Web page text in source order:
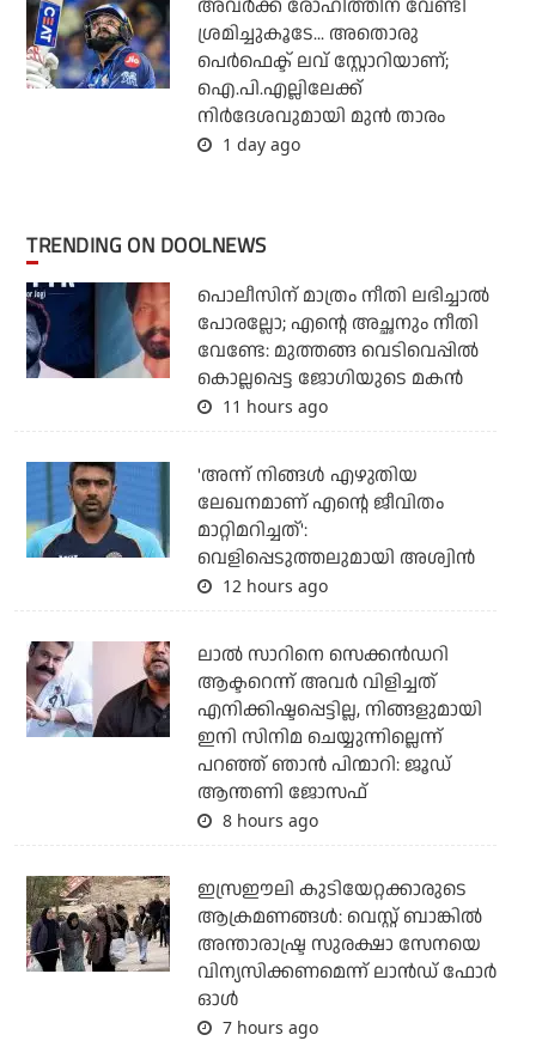
അവർക്ക് രോഹിത്തിന് വേണ്ടി
ശ്രമിച്ചുകൂടേ... അതൊരു
പെർഫെക്ട് ലവ് സ്റ്റോറിയാണ്;
ഐ.പി.എല്ലിലേക്ക്
നിർദേശവുമായി മുൻ താരം
1 day ago
TRENDING ON DOOLNEWS
പൊലീസിന് മാത്രം നീതി ലഭിച്ചാല്‍
പോരല്ലോ; എന്റെ അച്ഛനും നീതി
വേണ്ടേ: മുത്തങ്ങ വെടിവെപ്പില്‍
കൊല്ലപ്പെട്ട ജോഗിയുടെ മകന്‍
11 hours ago
'അന്ന് നിങ്ങള്‍ എഴുതിയ
ലേഖനമാണ് എന്റെ ജീവിതം
മാറ്റിമറിച്ചത്':
വെളിപ്പെടുത്തലുമായി അശ്വിന്‍
12 hours ago
ലാല്‍ സാറിനെ സെക്കന്‍ഡറി
ആക്ടറെന്ന് അവര്‍ വിളിച്ചത്
എനിക്കിഷ്ടപ്പെട്ടില്ല, നിങ്ങളുമായി
ഇനി സിനിമ ചെയ്യുന്നില്ലെന്ന്
പറഞ്ഞ് ഞാന്‍ പിന്മാറി: ജൂഡ്
ആന്തണി ജോസഫ്
8 hours ago
ഇസ്രഈലി കുടിയേറ്റക്കാരുടെ
ആക്രമണങ്ങള്‍: വെസ്റ്റ് ബാങ്കില്‍
അന്താരാഷ്ട്ര സുരക്ഷാ സേനയെ
വിന്യസിക്കണമെന്ന് ലാന്‍ഡ് ഫോര്‍
ഓള്‍
7 hours ago